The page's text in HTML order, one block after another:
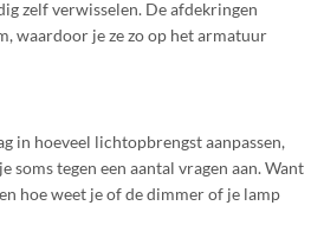
zelf verwisselen. De afdekringen
waardoor je ze zo op het armatuur
in hoeveel lichtopbrengst aanpassen,
soms tegen een aantal vragen aan. Want
hoe weet je of de dimmer of je lamp